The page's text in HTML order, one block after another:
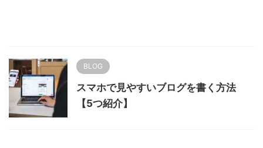
BLOG
スマホで見やすいブログを書く方法
【5つ紹介】